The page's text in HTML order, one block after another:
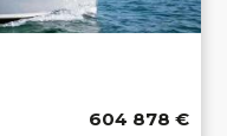
604 878 €